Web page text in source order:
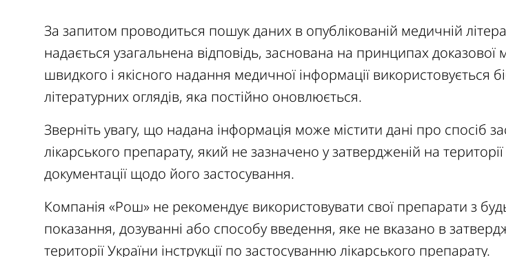
За запитом проводиться пошук даних в опублікованій медичній
надається узагальнена відповідь, заснована на принципах
швидкого і якісного надання медичної інформації використовується
літературних оглядів, яка постійно оновлюється.
Зверніть увагу, що надана інформація може містити дані про спосіб
лікарського препарату, який не зазначено у затвердженій на
документації щодо його застосування.
Компанія «Рош» не рекомендує використовувати свої препарати з
показання, дозуванні або способу введення, яке не вказано в
території України інструкції по застосуванню лікарського препарату.